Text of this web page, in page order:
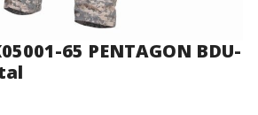
65 PENTAGON BDU-